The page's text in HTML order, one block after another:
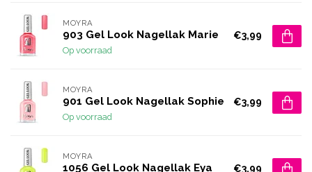
MOYRA
903 Gel Look Nagellak Marie
Op voorraad
€3,99
MOYRA
901 Gel Look Nagellak Sophie
Op voorraad
€3,99
MOYRA
1056 Gel Look Nagellak Eya €3,99